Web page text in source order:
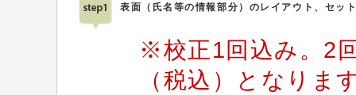
表面（氏名等の情報部分）のレイアウト、セッ
※校正1回込み。2
（税込）となりま